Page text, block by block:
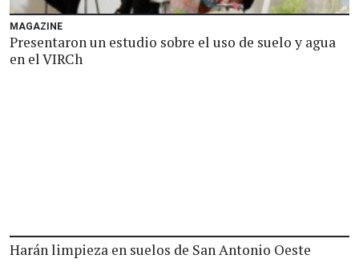
MAGAZINE
Presentaron un estudio sobre el uso de suelo y agua
en el VIRCh
Harán limpieza en suelos de San Antonio Oeste